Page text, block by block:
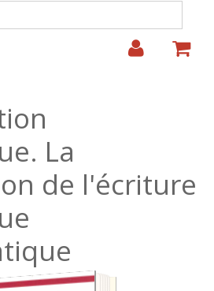
de recherche
La
de l'écriture